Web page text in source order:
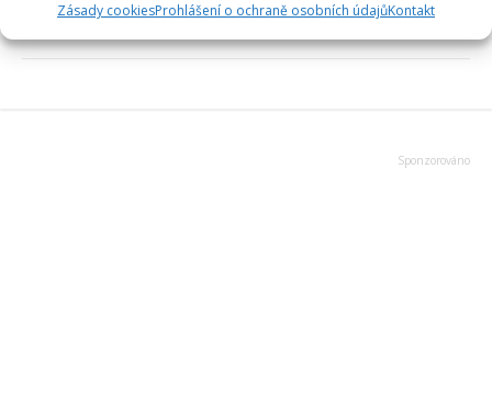
Zásady cookiesProhlášení o ochraně osobních údajůKontakt
dělá rozhovory s osobnostmi, nebo píše vaše příběhy ze života. Svůj